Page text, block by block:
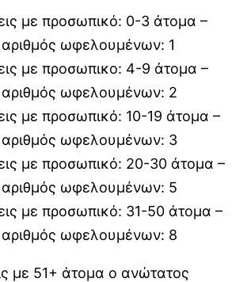
με προσωπικό: 0-3 άτομα –
ωφελουμένων: 1
με προσωπικο: 4-9 άτομα –
ωφελουμένων: 2
με προσωπικό: 10-19 άτομα –
ωφελουμένων: 3
με προσωπικό: 20-30 άτομα –
ωφελουμένων: 5
με προσωπικό: 31-50 άτομα –
ωφελουμένων: 8
με 51+ άτομα ο ανώτατος